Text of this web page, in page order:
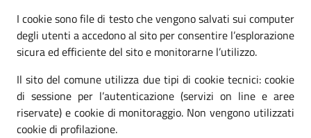
I cookie sono file di testo che vengono salvati sui computer
degli utenti a accedono al sito per consentire l’esplorazione
sicura ed efficiente del sito e monitorarne l’utilizzo.
Il sito del comune utilizza due tipi di cookie tecnici: cookie
di sessione per l’autenticazione (servizi on line e aree
riservate) e cookie di monitoraggio. Non vengono utilizzati
cookie di profilazione.